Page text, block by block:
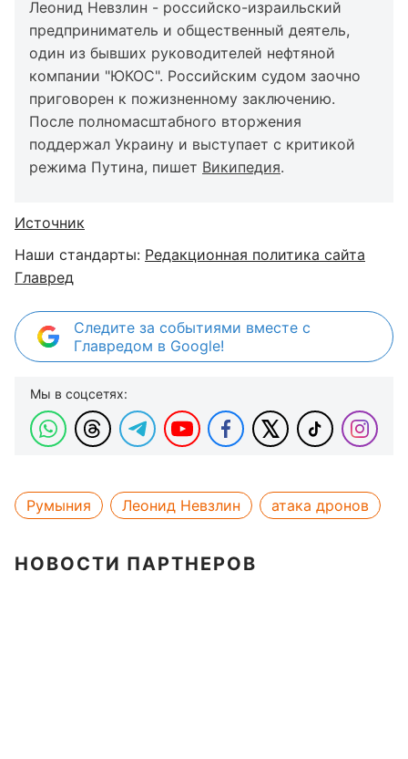
Леонид Невзлин - российско-израильский
предприниматель и общественный деятель,
один из бывших руководителей нефтяной
компании "ЮКОС". Российским судом заочно
приговорен к пожизненному заключению.
После полномасштабного вторжения
поддержал Украину и выступает с критикой
режима Путина, пишет Википедия.
Источник
Наши стандарты: Редакционная политика сайта
Главред
Следите за событиями вместе с
Главредом в Google!
Мы в соцсетях:
Румыния Леонид Невзлин атака дронов
НОВОСТИ ПАРТНЕРОВ